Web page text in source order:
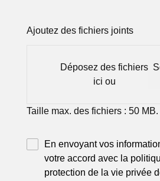
Ajoutez des fichiers joints
Déposez des fichiers
ici ou
Taille max. des fichiers : 50 MB.
En envoyant vos
votre accord avec la
protection de la vie privée